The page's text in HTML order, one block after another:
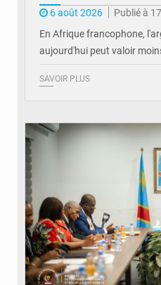
6 août 2026
Publié à
En Afrique francophone,
aujourd'hui peut valoir
SAVOIR PLUS